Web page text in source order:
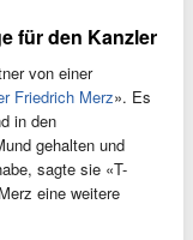
für den Kanzler
von einer
Friedrich Merz». Es
in den
gehalten und
sagte sie «T-
eine weitere